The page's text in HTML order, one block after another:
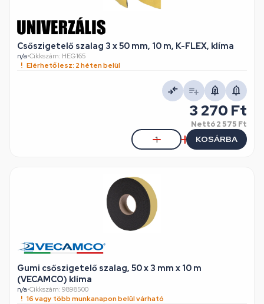
Csőszigetelő szalag 3 x 50 mm, 10 m, K-FLEX, klíma
n/a•Cikkszám: HEG165
Elérhető lesz: 2 héten belül
3 270 Ft
Nettó2 575 Ft
KOSÁRBA
Gumi csőszigetelő szalag, 50 x 3 mm x 10 m
(VECAMCO) klíma
n/a•Cikkszám: 9898500
16 vagy több munkanapon belül várható